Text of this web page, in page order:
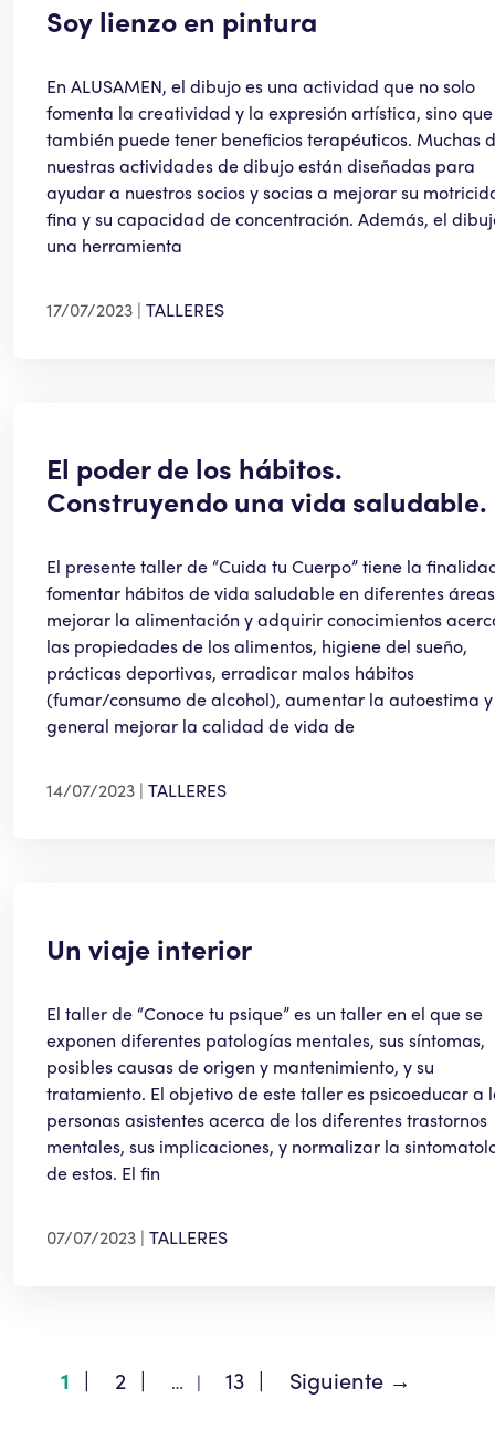
Soy lienzo en pintura
En ALUSAMEN, el dibujo es una actividad que no solo
fomenta la creatividad y la expresión artística, sino que
también puede tener beneficios terapéuticos. Muchas
nuestras actividades de dibujo están diseñadas para
ayudar a nuestros socios y socias a mejorar su
fina y su capacidad de concentración. Además, el
una herramienta
17/07/2023 TALLERES
El poder de los hábitos.
Construyendo una vida saludable.
El presente taller de “Cuida tu Cuerpo” tiene la
fomentar hábitos de vida saludable en diferentes
mejorar la alimentación y adquirir conocimientos
las propiedades de los alimentos, higiene del sueño,
prácticas deportivas, erradicar malos hábitos
(fumar/consumo de alcohol), aumentar la autoestima
general mejorar la calidad de vida de
14/07/2023 TALLERES
Un viaje interior
El taller de “Conoce tu psique” es un taller en el que se
exponen diferentes patologías mentales, sus síntomas,
posibles causas de origen y mantenimiento, y su
tratamiento. El objetivo de este taller es psicoeducar a
personas asistentes acerca de los diferentes trastornos
mentales, sus implicaciones, y normalizar la
de estos. El fin
07/07/2023 TALLERES
1 2 … 13 Siguiente →